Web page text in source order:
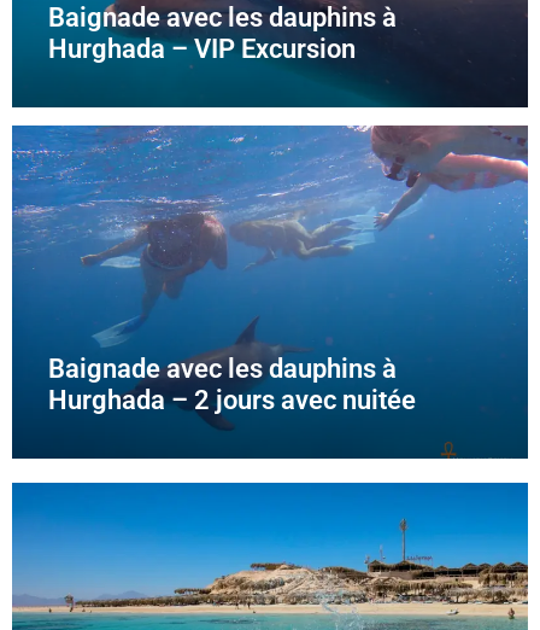
Baignade avec les dauphins à
Hurghada – VIP Excursion
Baignade avec les dauphins à
Hurghada – 2 jours avec nuitée